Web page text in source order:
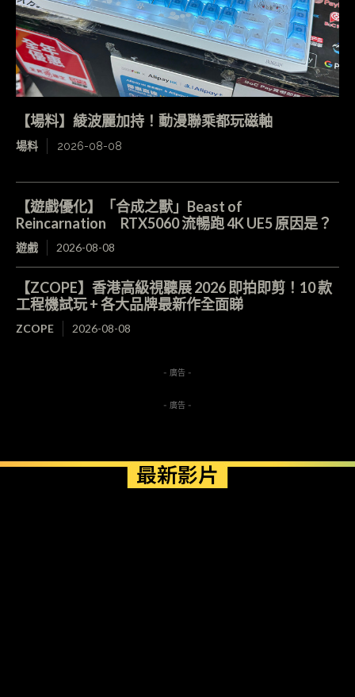
【場料】綾波麗加持！動漫聯乘都玩磁軸
場料 2026-08-08
【遊戲優化】「合成之獸」Beast of
Reincarnation RTX5060 流暢跑 4K UE5 原因是？
遊戲 2026-08-08
【ZCOPE】香港高級視聽展 2026 即拍即剪！10 款
工程機試玩 + 各大品牌最新作全面睇
ZCOPE 2026-08-08
- 廣告 -
- 廣告 -
最新影片